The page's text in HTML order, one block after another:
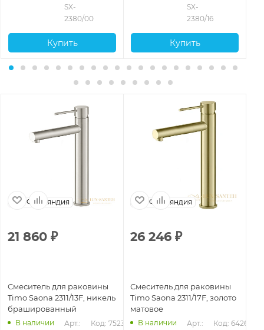
SX-
2380/00
Купить
SX-
2380/16
Купить
Финляндия
21 860 ₽
Смеситель для раковины
Timo Saona 2311/13F, никель
брашированный
В наличии
Арт.:
Код: 75232
Финляндия
26 246 ₽
Смеситель для раковины
Timo Saona 2311/17F, золото
матовое
В наличии
Арт.:
Код: 64260